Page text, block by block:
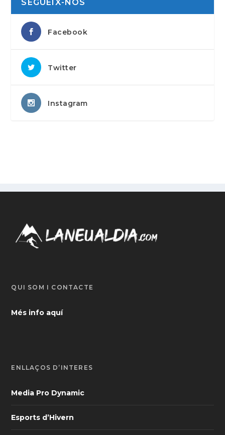
SEGUEIX-NOS
Facebook
Twitter
Instagram
QUI SOM I CONTACTE
Més info aquí
ENLLAÇOS D’INTERÈS
Media Pro Dynamic
Esports d’Hivern